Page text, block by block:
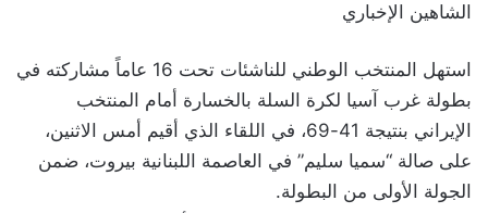
الشاهين الإخباري
استهل المنتخب الوطني للناشئات تحت 16 عاماً مشاركته في
بطولة غرب آسيا لكرة السلة بالخسارة أمام المنتخب
الإيراني بنتيجة 41-69، في اللقاء الذي أقيم أمس الاثنين،
على صالة “سميا سليم” في العاصمة اللبنانية بيروت، ضمن
الجولة الأولى من البطولة.